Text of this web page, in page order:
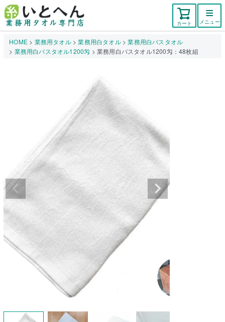
カート メニュー
HOME 業務用タオル 業務用白タオル
業務用白バスタオル
業務用白バスタオル1200匁
業務用白バスタオル1200匁：48枚組